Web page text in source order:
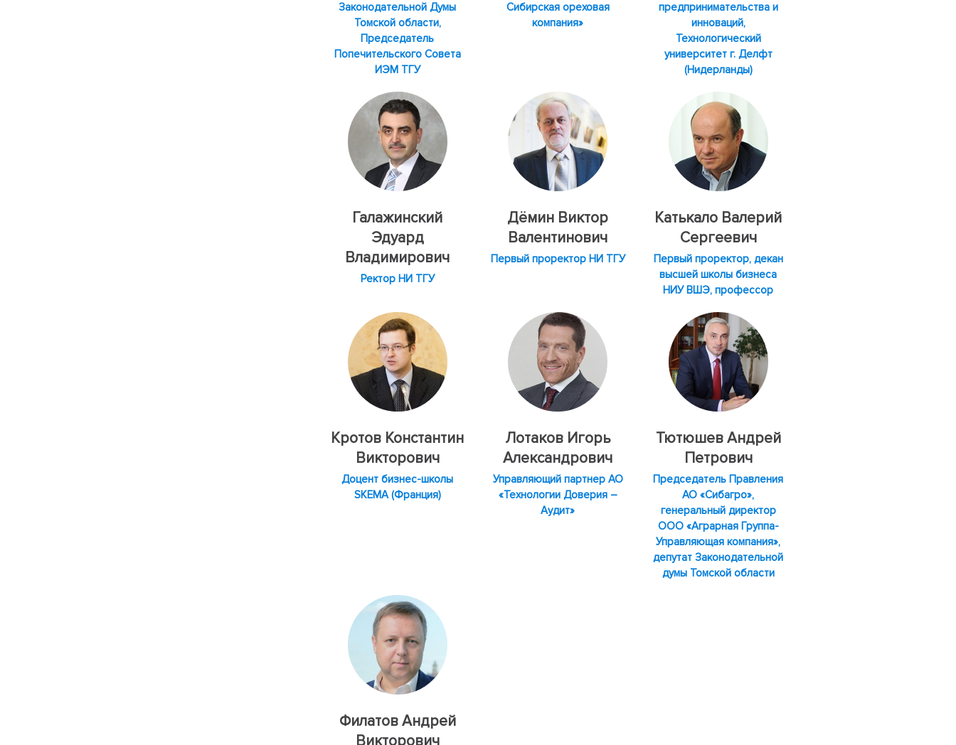
Законодательной Думы
Томской области,
Председатель
Попечительского Совета
ИЭМ ТГУ
Сибирская ореховая
компания»
предпринимательства и
инноваций,
Технологический
университет г. Делфт
(Нидерланды)
Галажинский
Эдуард
Владимирович
Ректор НИ ТГУ
Дёмин Виктор
Валентинович
Первый проректор НИ ТГУ
Катькало Валерий
Сергеевич
Первый проректор, декан
высшей школы бизнеса
НИУ ВШЭ, профессор
Кротов Константин
Викторович
Доцент бизнес-школы
SKEMA (Франция)
Лотаков Игорь
Александрович
Управляющий партнер АО
«Технологии Доверия –
Аудит»
Тютюшев Андрей
Петрович
Председатель Правления
АО «Сибагро»,
генеральный директор
ООО «Аграрная Группа-
Управляющая компания»,
депутат Законодательной
думы Томской области
Филатов Андрей
Викторович